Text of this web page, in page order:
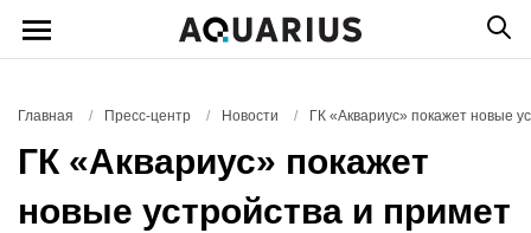
Главная / Пресс-центр / Новости / ГК «Аквариус» покажет новые
ГК «Аквариус» покажет
новые устройства и примет